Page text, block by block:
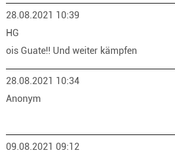
28.08.2021 10:39
HG
ois Guate!! Und weiter kämpfen
28.08.2021 10:34
Anonym
09.08.2021 09:12